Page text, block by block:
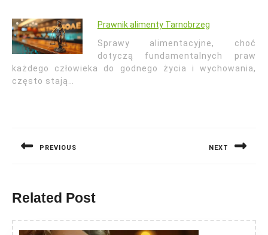
Prawnik alimenty Tarnobrzeg
Sprawy alimentacyjne, choć
dotyczą fundamentalnych praw
każdego człowieka do godnego życia i wychowania,
często stają…
PREVIOUS NEXT
Related Post